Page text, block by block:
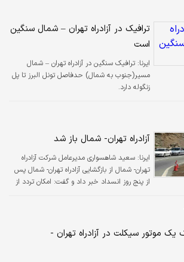
ترافیک در آزادراه تهران – شمال سنگین
است
ایرنا: ترافیک سنگین در آزادراه تهران – شمال
مسیر(جنوب به شمال) حدفاصل تونل البرز تا پل
زنگوله دارد.
آزادراه تهران- شمال باز شد
ایرنا: سعید شاهسواری مدیرعامل شرکت آزادراه
تهران- شمال از بازگشایی آزادراه تهران- شمال پس
از پنج روز انسداد خبر داد و گفت: امکان تردد از
موتور سیکلت در آزادراه تهران -